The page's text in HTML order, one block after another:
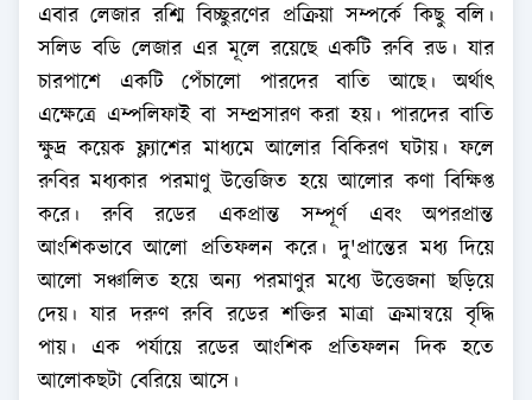
এবার লেজার রশ্মি বিচ্ছুরণের প্রক্রিয়া সম্পর্কে কিছু বলি।
সলিড বডি লেজার এর মূলে রয়েছে একটি রুবি রড। যার
চারপাশে একটি পেঁচালো পারদের বাতি আছে। অর্থাৎ
এক্ষেত্রে এম্পলিফাই বা সম্প্রসারণ করা হয়। পারদের বাতি
ক্ষুদ্র কয়েক ফ্ল্যাশের মাধ্যমে আলোর বিকিরণ ঘটায়। ফলে
রুবির মধ্যকার পরমাণু উত্তেজিত হয়ে আলোর কণা বিক্ষিপ্ত
করে। রুবি রডের একপ্রান্ত সম্পূর্ণ এবং অপরপ্রান্ত
আংশিকভাবে আলো প্রতিফলন করে। দু'প্রান্তের মধ্য দিয়ে
আলো সঞ্চালিত হয়ে অন্য পরমাণুর মধ্যে উত্তেজনা ছড়িয়ে
দেয়। যার দরুণ রুবি রডের শক্তির মাত্রা ক্রমান্বয়ে বৃদ্ধি
পায়। এক পর্যায়ে রডের আংশিক প্রতিফলন দিক হতে
আলোকছটা বেরিয়ে আসে।